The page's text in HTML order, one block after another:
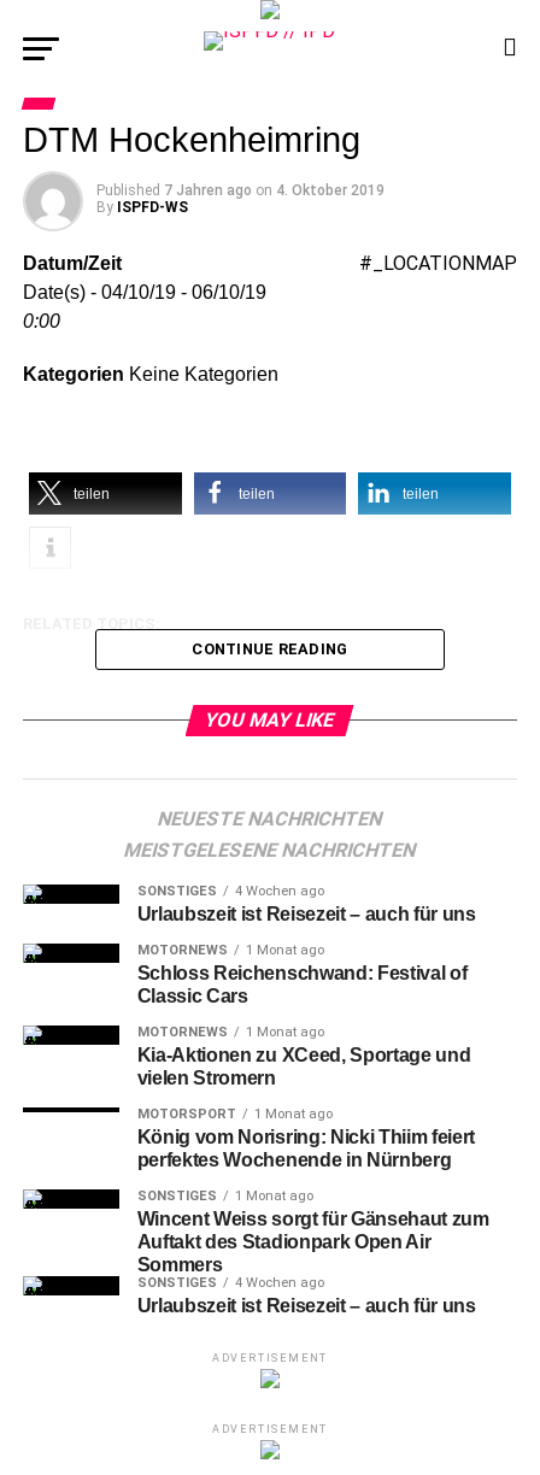
DTM Hockenheimring
Published 7 Jahren ago on 4. Oktober 2019
By ISPFD-WS
#_LOCATIONMAP
Datum/Zeit
Date(s) - 04/10/19 - 06/10/19
0:00
Kategorien Keine Kategorien
teilen teilen teilen
CONTINUE READING
YOU MAY LIKE
NEUESTE NACHRICHTEN
MEISTGELESENE NACHRICHTEN
SONSTIGES 4 Wochen ago
Urlaubszeit ist Reisezeit – auch für uns
MOTORNEWS 1 Monat ago
Schloss Reichenschwand: Festival of
Classic Cars
MOTORNEWS 1 Monat ago
Kia-Aktionen zu XCeed, Sportage und
vielen Stromern
MOTORSPORT 1 Monat ago
König vom Norisring: Nicki Thiim feiert
perfektes Wochenende in Nürnberg
SONSTIGES 1 Monat ago
Wincent Weiss sorgt für Gänsehaut zum
Auftakt des Stadionpark Open Air
Sommers
SONSTIGES 4 Wochen ago
Urlaubszeit ist Reisezeit – auch für uns
ADVERTISEMENT
ADVERTISEMENT